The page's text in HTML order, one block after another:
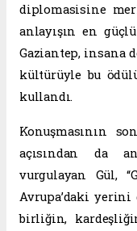
diplomasisine
anlayışın en
Gaziantep, insana
kültürüyle bu
kullandı.
Konuşmasının
açısından da
vurgulayan Gül,
Avrupa’daki yerini
birliğin,